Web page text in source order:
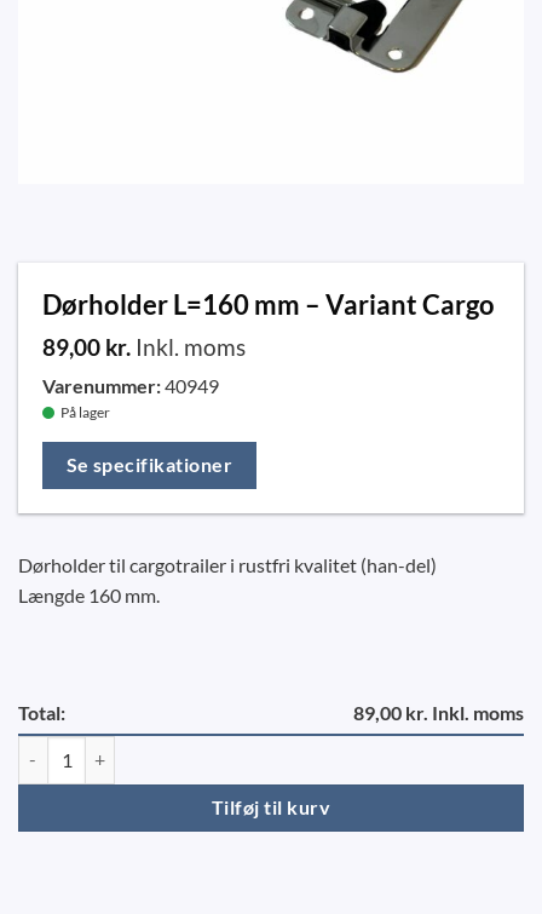
Dørholder L=160 mm – Variant Cargo
89,00 kr. Inkl. moms
Varenummer:40949
På lager
Se specifikationer
Dørholder til cargotrailer i rustfri kvalitet (han-del)
Længde 160 mm.
Total: 89,00 kr. Inkl. moms
Tilføj til kurv